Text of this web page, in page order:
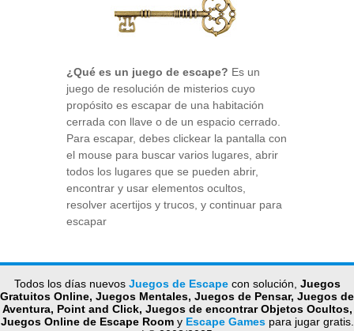
¿Qué es un juego de escape? Es un
juego de resolución de misterios cuyo
propósito es escapar de una habitación
cerrada con llave o de un espacio cerrado.
Para escapar, debes clickear la pantalla con
el mouse para buscar varios lugares, abrir
todos los lugares que se pueden abrir,
encontrar y usar elementos ocultos,
resolver acertijos y trucos, y continuar para
escapar
Todos los días nuevos Juegos de Escapecon solución, Juegos
Gratuitos Online, Juegos Mentales, Juegos de Pensar, Juegos de
Aventura, Point and Click, Juegos de encontrar Objetos Ocultos,
Juegos Online de Escape Room y Escape Gamespara jugar gratis.